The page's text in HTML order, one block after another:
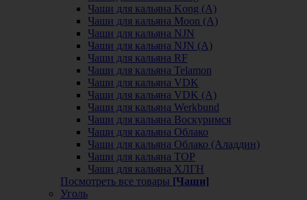
Чаши для кальяна Kong (A)
Чаши для кальяна Moon (А)
Чаши для кальяна NJN
Чаши для кальяна NJN (А)
Чаши для кальяна RF
Чаши для кальяна Telamon
Чаши для кальяна VDK
Чаши для кальяна VDK (А)
Чаши для кальяна Werkbund
Чаши для кальяна Воскуримся
Чаши для кальяна Облако
Чаши для кальяна Облако (Аладдин)
Чаши для кальяна ТОР
Чаши для кальяна ХЛГН
Посмотреть все товары [Чаши]
Уголь